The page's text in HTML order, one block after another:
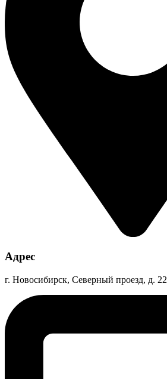
Адрес
г. Новосибирск, Северный проезд, д. 22